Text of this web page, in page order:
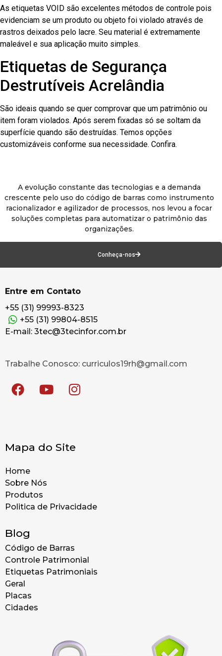
As etiquetas VOID são excelentes métodos de controle pois
evidenciam se um produto ou objeto foi violado através de
rastros deixados pelo lacre. Seu material é extremamente
maleável e sua aplicação muito simples.
Etiquetas de Segurança
Destrutíveis Acrelândia
São ideais quando se quer comprovar que um patrimônio ou
item foram violados. Após serem fixadas só se soltam da
superfície quando são destruídas. Temos opções
customizáveis conforme sua necessidade. Confira.
A evolução constante das tecnologias e a demanda
crescente pelo uso do código de barras como instrumento
racionalizador e agilizador de processos, nos levou a focar
soluções completas para automatizar o patrimônio das
organizações.
Conheça-nos
Entre em Contato
+55 (31) 99993-8323
+55 (31) 99804-8515
E-mail: 3tec@3tecinfor.com.br
Trabalhe Conosco: curriculos19rh@gmail.com
Mapa do Site
Home
Sobre Nós
Produtos
Politica de Privacidade
Blog
Código de Barras
Controle Patrimonial
Etiquetas Patrimoniais
Geral
Placas
Cidades